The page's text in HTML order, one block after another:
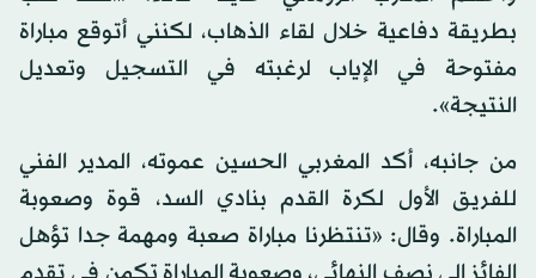
بطريقة دفاعية خلال لقاء الذهاب، لكنني أتوقع مباراة
مفتوحة في الإياب لرغبته في التسجيل وتعديل
النتيجة».
من جانبه، أكد المغربي الحسين عموته، المدير الفني
للفريق الأول لكرة القدم بنادي السد، قوة وصعوبة
المباراة. وقال: «تنتظرنا مباراة صعبة ومهمة جدا تؤهل